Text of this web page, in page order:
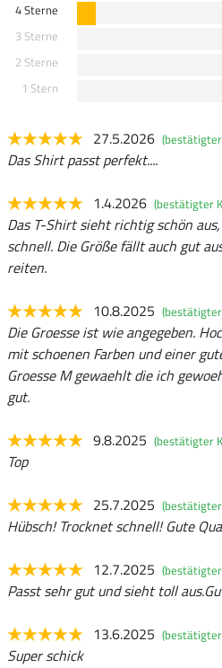
4 Sterne
3 Sterne
2 Sterne
1 Stern
27.5.2026
Das Shirt passt perfekt....
1.4.2026 (bestätigter
Das T-Shirt sieht richtig schön
schnell. Die Größe fällt auch gut
reiten.
10.8.2025
Die Groesse ist wie angegeben.
mit schoenen Farben und einer
Groesse M gewaehlt die ich
gut.
9.8.2025 (bestätigter
Top
25.7.2025
Hübsch! Trocknet schnell! Gute
12.7.2025
Passt sehr gut und sieht toll
13.6.2025
Super schick